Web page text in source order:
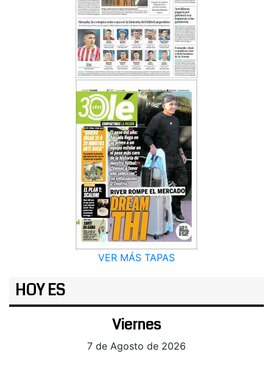
VER MÁS TAPAS
HOY ES
Viernes
7 de Agosto de 2026